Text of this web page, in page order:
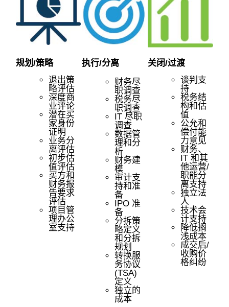
规划/策略
退出策
略评估
深度商
业评论
潜在买
家身份
证明
业务分
离评估
初步估
值评估
买方和
财务报
告要求
评估
项目管
理办公
室支持
执行/分离
财务尽
职调查
税务尽
职调查
IT 尽职
调查
数据管
理和分
析
财务建
模
审计支
持和准
备
IPO 准
备
分拆策
略定义
和分拆
规划
转换服
务协议
(TSA)
定义
独立的
成本
关闭/过渡
谈判支
持
税务结
构和估
值
公允和
偿付能
力意见
财务、
IT 和其
他运营/
职能分
离支持
独立法
人
技术会
计支持
降低搁
浅成本
成交后/
收购价
格纠纷